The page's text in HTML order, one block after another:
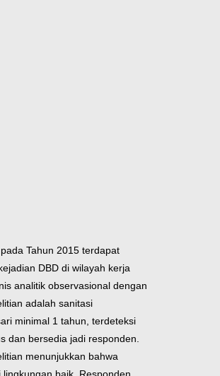
Tahun 2015 terdapat
DBD di wilayah kerja
analitik observasional dengan
adalah sanitasi
minimal 1 tahun, terdeteksi
dan bersedia jadi responden.
menunjukkan bahwa